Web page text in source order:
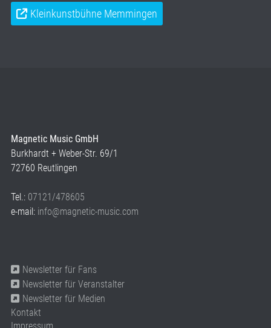
Kleinkunstbühne Memmingen
Magnetic Music GmbH
Burkhardt + Weber-Str. 69/1
72760 Reutlingen
Tel.: 07121/478605
e-mail: info@magnetic-music.com
Newsletter für Fans
Newsletter für Veranstalter
Newsletter für Medien
Kontakt
Impressum